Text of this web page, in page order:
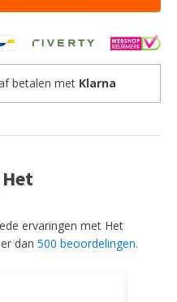
betalen met Klarna
ervaringen met Het
dan 500 beoordelingen.